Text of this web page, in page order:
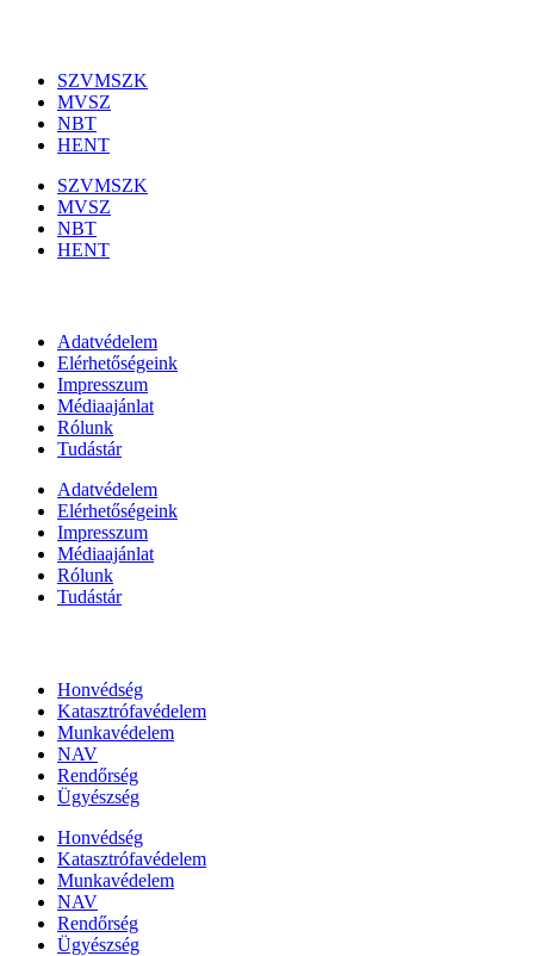
SZVMSZK
MVSZ
NBT
HENT
SZVMSZK
MVSZ
NBT
HENT
Adatvédelem
Elérhetőségeink
Impresszum
Médiaajánlat
Rólunk
Tudástár
Adatvédelem
Elérhetőségeink
Impresszum
Médiaajánlat
Rólunk
Tudástár
Honvédség
Katasztrófavédelem
Munkavédelem
NAV
Rendőrség
Ügyészség
Honvédség
Katasztrófavédelem
Munkavédelem
NAV
Rendőrség
Ügyészség